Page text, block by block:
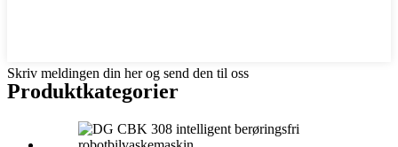
Skriv meldingen din her og send den til oss
Produktkategorier